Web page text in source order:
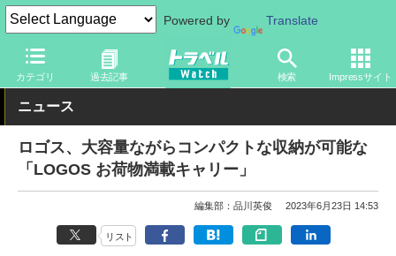
Powered by Translate
カテゴリ 過去記事 検索 Impressサイト
トラベル Watch 旅のアイテム 旅行グッズ アウトドア用品
ニュース
ロゴス、大容量ながらコンパクトな収納が可能な
「LOGOS お荷物満載キャリー」
編集部：品川英俊 2023年6月23日 14:53
リスト